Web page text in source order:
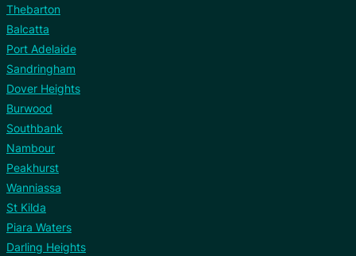
Thebarton
Balcatta
Port Adelaide
Sandringham
Dover Heights
Burwood
Southbank
Nambour
Peakhurst
Wanniassa
St Kilda
Piara Waters
Darling Heights